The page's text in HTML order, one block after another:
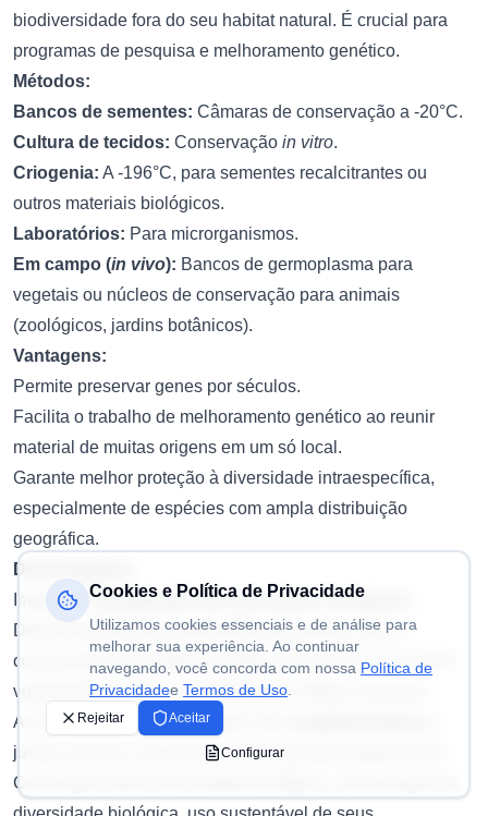
biodiversidade fora do seu habitat natural. É crucial para
programas de pesquisa e melhoramento genético.
Métodos:
Bancos de sementes: Câmaras de conservação a -20°C.
Cultura de tecidos: Conservação in vitro.
Criogenia: A -196°C, para sementes recalcitrantes ou
outros materiais biológicos.
Laboratórios: Para microrganismos.
Em campo (in vivo): Bancos de germoplasma para
vegetais ou núcleos de conservação para animais
(zoológicos, jardins botânicos).
Vantagens:
Permite preservar genes por séculos.
Facilita o trabalho de melhoramento genético ao reunir
material de muitas origens em um só local.
Garante melhor proteção à diversidade intraespecífica,
especialmente de espécies com ampla distribuição
geográfica.
Desvantagens:
Implica naparalisação dos processos evolutivos
Depende de ações permanentes do homem, pois a
concentração de material genético em um só local o torna
vulnerável a eventos catastróficos ou falhas humanas.
As três formas de conservação são
juntas, formam a base para os três grandes objetivos da
Convenção sobre Diversidade Biológica: conservação da
Cookies e Política de Privacidade
Utilizamos cookies essenciais e de análise para
melhorar sua experiência. Ao continuar
navegando, você concorda com nossa Política de
Privacidadee Termos de Uso
Rejeitar Aceitar
Configurar